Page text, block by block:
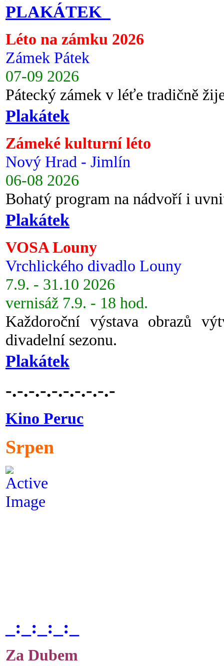
PLAKÁTEK
Léto na zámku 2026
Zámek Pátek
07-09 2026
Pátecký zámek v léťe tradičně
Plakátek
Zámeké kulturní léto
Nový Hrad - Jimlín
06-08 2026
Bohatý program na nádvoří i
Plakátek
VOSA Louny
Vrchlického divadlo Louny
7.9. - 31.10 2026
vernisáž 7.9. - 18 hod.
Každoroční výstava obrazů
divadelní sezonu.
Plakátek
-.-.-.-.-.-.-.-.-.-
Kino Peruc
Srpen
_:_:_:_:_
Za Dubem